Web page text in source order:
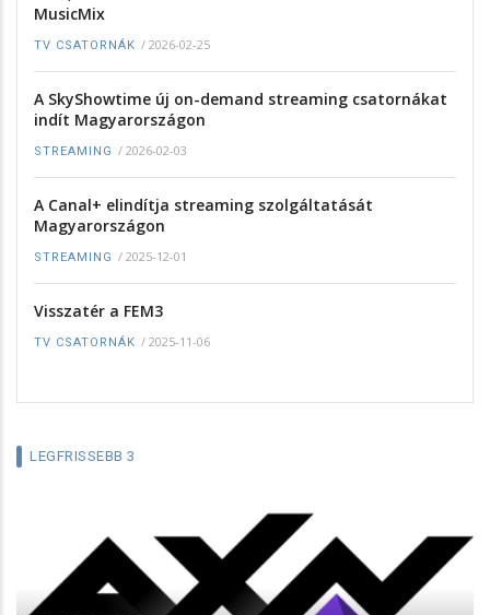
MusicMix
TV CSATORNÁK / 2026-02-25
A SkyShowtime új on-demand streaming csatornákat
indít Magyarországon
STREAMING / 2026-02-03
A Canal+ elindítja streaming szolgáltatását
Magyarországon
STREAMING / 2025-12-01
Visszatér a FEM3
TV CSATORNÁK / 2025-11-06
LEGFRISSEBB 3